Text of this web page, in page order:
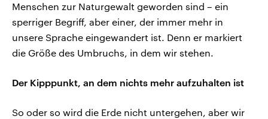
Menschen zur Naturgewalt geworden sind – ein
sperriger Begriff, aber einer, der immer mehr in
unsere Sprache eingewandert ist. Denn er markiert
die Größe des Umbruchs, in dem wir stehen.
Der Kipppunkt, an dem nichts mehr aufzuhalten ist
So oder so wird die Erde nicht untergehen, aber wir